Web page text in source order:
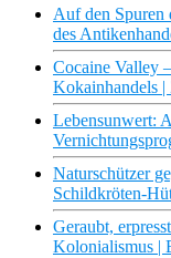
Auf den Spuren
des
Cocaine Valley
Kokainhandels
Lebensunwert:
Naturschützer
Schildkröten-
Geraubt,
Kolonialismus